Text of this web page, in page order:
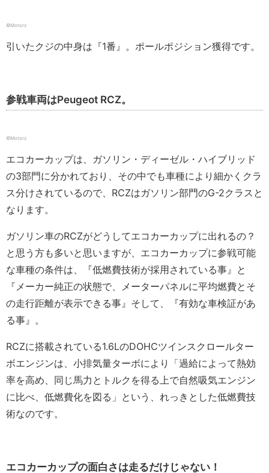
©Motorz
引いたクジの中身は『1番』。ポールポジション獲得です。
参戦車両はPeugeot RCZ。
©Motorz
エコカーカップは、ガソリン・ディーゼル・ハイブリッド
の3部門に分かれており、その中でも車種により細かくクラ
ス分けされているので、RCZはガソリン部門のG-2クラスと
なります。
ガソリン車のRCZがどうしてエコカーカップに出れるの？
と思う方も多いと思いますが、エコカーカップに参戦可能
な車種の条件は、『低燃費技術が採用されている事』と
『メーカー純正の状態で、メーターパネルに平均燃費とそ
の走行距離が表示できる事』そして、『有効な車検証があ
る事』。
RCZに搭載されている1.6LのDOHCツインスクロールター
ボエンジンは、小排気量ターボにより「過給によって熱効
率を高め、同じ馬力とトルクを得る上で自然吸気エンジン
に比べ、低燃費化を図る」という、れっきとした低燃費技
術なのです。
エコカーカップの面白さは走るだけじゃない！